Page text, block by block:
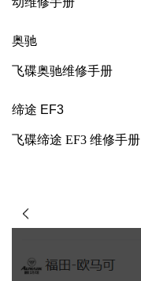
奥驰
飞碟奥驰维修手册
缔途 EF3
飞碟缔途 EF3 维修手册